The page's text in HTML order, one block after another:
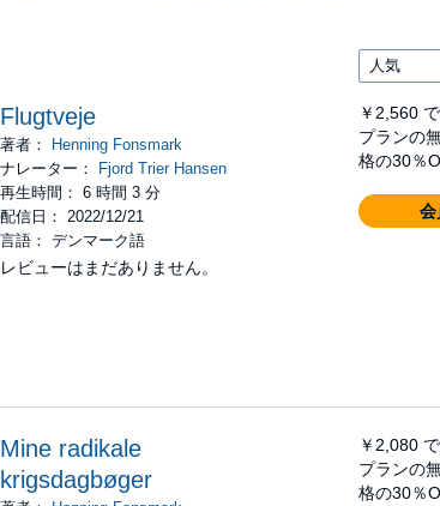
Flugtveje
著者：
Henning Fonsmark
ナレーター：
Fjord Trier Hansen
再生時間： 6 時間 3 分
配信日： 2022/12/21
言語： デンマーク語
レビューはまだありません。
￥2,560
プランの
格の30％
Mine radikale
krigsdagbøger
￥2,080
プランの
格の30％